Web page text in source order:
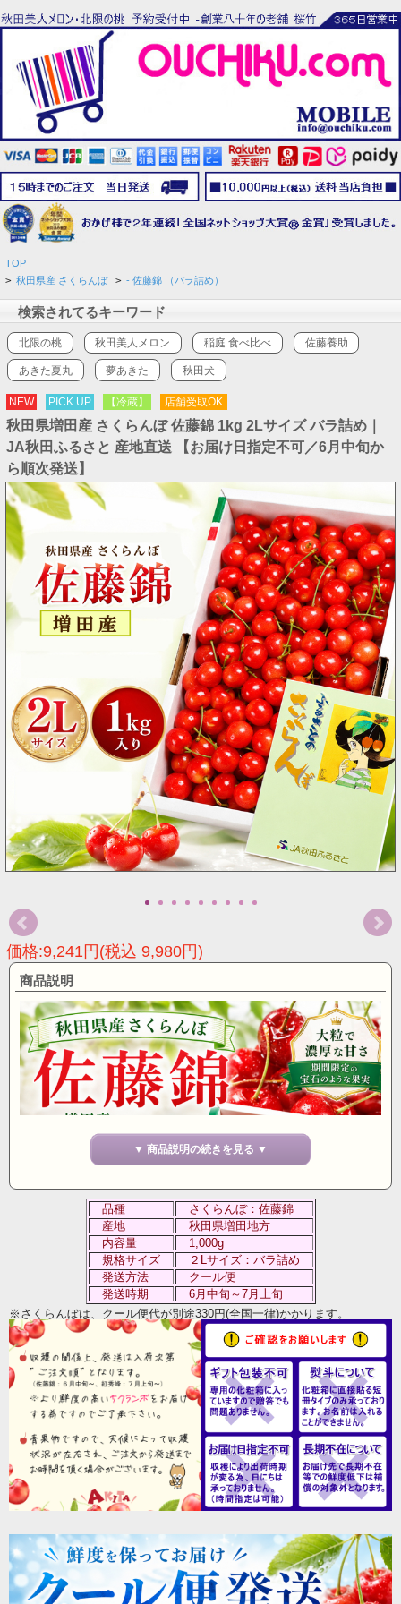
TOP
> 秋田県産 さくらんぼ > - 佐藤錦 （バラ詰め）
検索されてるキーワード
北限の桃 秋田美人メロン 稲庭 食べ比べ 佐藤養助
あきた夏丸 夢あきた 秋田犬
NEW PICK UP 【冷蔵】 店舗受取OK
秋田県増田産 さくらんぼ 佐藤錦 1kg 2Lサイズ バラ詰め｜
JA秋田ふるさと 産地直送 【お届け日指定不可／6月中旬か
ら順次発送】
価格:9,241円(税込 9,980円)
商品説明
豪雪で有名な秋田県の県南にある【横手市増田地区】
（旧増田町）
まんが美術館や内蔵の街並みなどが有名で、釣りキチ三
平の里としても知られています。
そんな増田町には、増田町だから生み出される豊かな自
の心が生きています。
ふるさとの風土でしか培われ得ない本物の確かさがそこ
▼ 商品説明の続きを見る ▼
品種
さくらんぼ：佐藤錦
産地
秋田県増田地方
内容量
1,000g
規格サイズ
２Lサイズ：バラ詰め
発送方法
クール便
発送時期
6月中旬～7月上旬
※さくらんぼは、クール便代が別途330円(全国一律)かかります。